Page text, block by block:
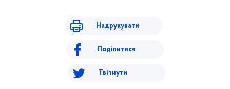
Надрукувати
Поділитися
Твітнути